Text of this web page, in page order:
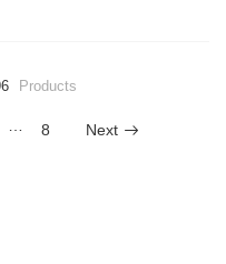
Products
8 Next